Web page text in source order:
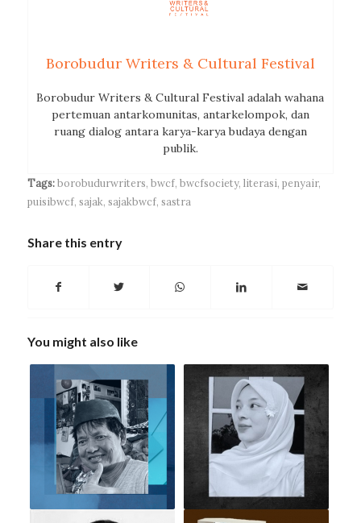
Borobudur Writers & Cultural Festival
Borobudur Writers & Cultural Festival adalah wahana
pertemuan antarkomunitas, antarkelompok, dan
ruang dialog antara karya-karya budaya dengan
publik.
Tags: borobudurwriters, bwcf, bwcfsociety, literasi, penyair,
puisibwcf, sajak, sajakbwcf, sastra
Share this entry
You might also like